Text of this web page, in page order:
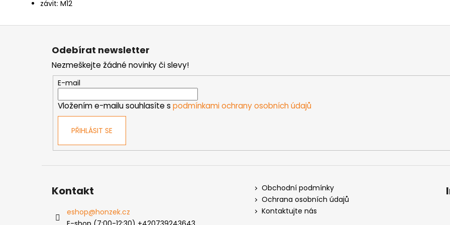
závit: M12
Z
Odebírat newsletter
Nezmeškejte žádné novinky či slevy!
E-mail
Vložením e-mailu souhlasíte s podmínkami ochrany osobních údajů
PŘIHLÁSIT SE
Kontakt
eshop@honzek.cz
Obchodní podmínky
Ochrana osobních údajů
Kontaktujte nás